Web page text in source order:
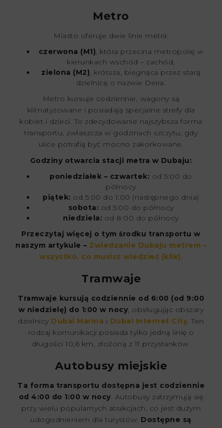
Metro
Miasto oferuje dwie linie metra:
czerwona (M1) , która przecina metropolię w
kierunkach wschód – zachód,
zielona (M2) , krótsza, biegnąca przez starą
dzielnicę o nazwie Deira.
Metro kursuje codziennie, wagony są
klimatyzowane i posiadają specjalne strefy dla
kobiet i dzieci. To zdecydowanie najszybsza forma
transportu, zwłaszcza w godzinach szczytu, gdy
ulice potrafią być mocno zakorkowane.
Godziny otwarcia stacji metra w Dubaju:
poniedziałek – czwartek: od 5:00 do
północy
piątek: od 5:00 do 1:00 (następnego dnia)
sobota: od 5:00 do północy
niedziela: od 8:00 do północy
Przeczytaj więcej o tym środku transportu w
naszym artykule – Zwiedzanie Dubaju metrem –
wszystko, co musisz wiedzieć (klik).
Tramwaje
Tramwaje kursują codziennie od 6:00 (od 9:00
w niedzielę) do 1:00 w nocy , obsługując obszary
dzielnicy Dubai Marina i Dubai Internet City . Ten
rodzaj komunikacji posiada tylko jedną linię o
długości 10,6 km, złożoną z 11 przystanków.
Autobusy miejskie
Ta forma transportu dostępna jest codziennie
od 4:00 do 1:00 w nocy . Autobusy zatrzymują się
przy wielu popularnych atrakcjach, co jest dużym
udogodnieniem dla turystów. Dostępne są